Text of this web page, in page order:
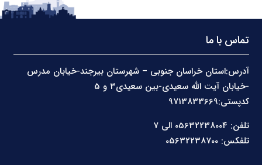
تماس با ما
آدرس:استان خراسان جنوبی – شهرستان بیرجند-خیابان مدرس
کدپستی:9713833669
تلفن: 05632238004 الی 7
تلفکس: 05632238700